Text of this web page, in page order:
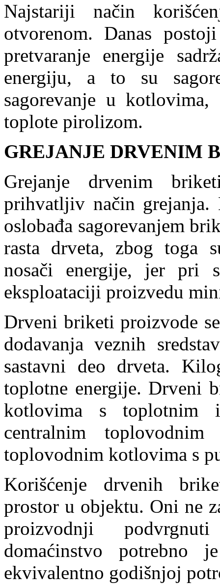
Najstariji način
otvorenom. Danas
pretvaranje energije
energiju, a to su
sagorevanje u
toplote pirolizom.
GREJANJE DRVENIM
Grejanje drvenim
prihvatljiv način
oslobađa sagorevanjem
rasta drveta, zbog toga
nosači energije, jer pri
eksploataciji proizvedu
Drveni briketi proizvode
dodavanja veznih
sastavni deo drveta.
toplotne energije. Drveni
kotlovima s toplotnim
centralnim
toplovodnim kotlovima s
Korišćenje drvenih
prostor u objektu. Oni ne
proizvodnji
domaćinstvo
ekvivalentno godišnjoj